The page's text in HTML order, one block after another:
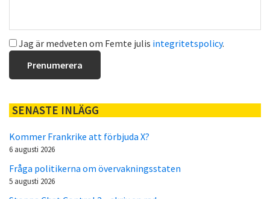
Jag är medveten om Femte julis integritetspolicy.
SENASTE INLÄGG
Kommer Frankrike att förbjuda X?
6 augusti 2026
Fråga politikerna om övervakningsstaten
5 augusti 2026